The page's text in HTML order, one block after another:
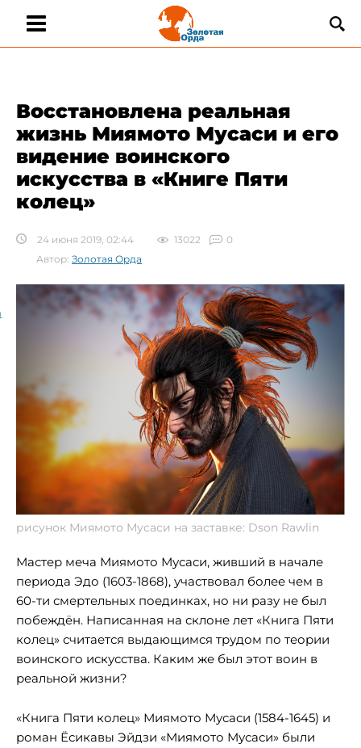
Восстановлена реальная
жизнь Миямото Мусаси и его
видение воинского
искусства в «Книге Пяти
колец»
24 июня 2019, 02:44 13022
0
Автор: Золотая Орда
рисунок Миямото Мусаси на заставке: Dson Rawlin
Мастер меча Миямото Мусаси, живший в начале
периода Эдо (1603-1868), участвовал более чем в
60-ти смертельных поединках, но ни разу не был
побеждён. Написанная на склоне лет «Книга Пяти
колец» считается выдающимся трудом по теории
воинского искусства. Каким же был этот воин в
реальной жизни?
«Книга Пяти колец» Миямото Мусаси (1584-1645) и
роман Ёсикавы Эйдзи «Миямото Мусаси» были